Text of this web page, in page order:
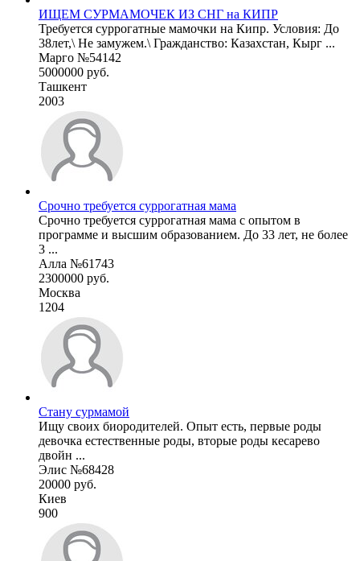
ИЩЕМ СУРМАМОЧЕК ИЗ СНГ на КИПР
Требуется суррогатные мамочки на Кипр. Условия: До
38лет,\ Не замужем.\ Гражданство: Казахстан, Кырг ...
Марго №54142
5000000 руб.
Ташкент
2003
Срочно требуется суррогатная мама
Срочно требуется суррогатная мама с опытом в
программе и высшим образованием. До 33 лет, не более
3 ...
Алла №61743
2300000 руб.
Москва
1204
Стану сурмамой
Ищу своих биородителей. Опыт есть, первые роды
девочка естественные роды, вторые роды кесарево
двойн ...
Элис №68428
20000 руб.
Киев
900